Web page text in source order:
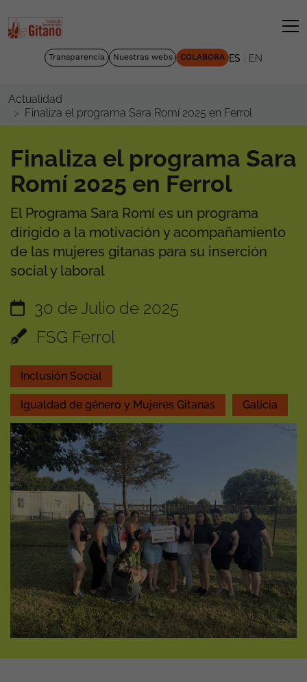
Transparencia Nuestras webs COLABORA ES EN
Actualidad
Finaliza el programa Sara Romí 2025 en Ferrol
Finaliza el programa Sara
Romí 2025 en Ferrol
El Programa Sara Romí es un programa
dirigido a la motivación y acompañamiento
de las mujeres gitanas para su inserción
social y laboral
30 de Julio de 2025
FSG Ferrol
Inclusión Social
Igualdad de género y Mujeres Gitanas Galicia